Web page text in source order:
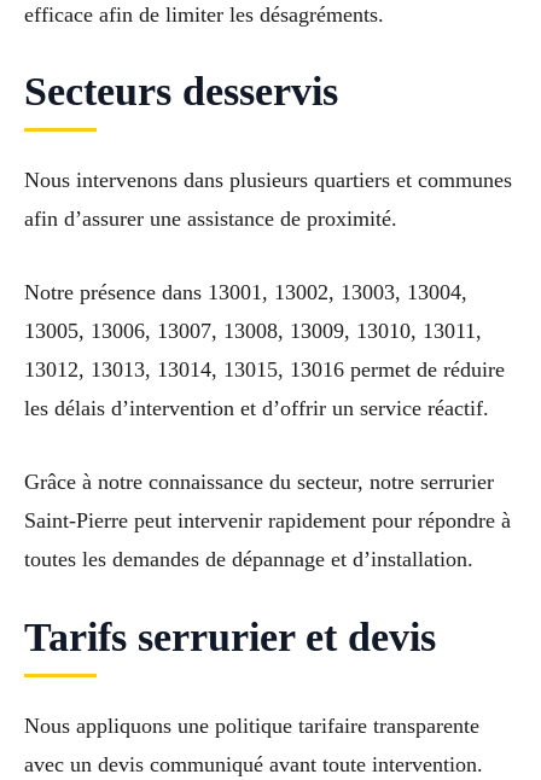
efficace afin de limiter les désagréments.
Secteurs desservis
Nous intervenons dans plusieurs quartiers et communes
afin d’assurer une assistance de proximité.
Notre présence dans 13001, 13002, 13003, 13004,
13005, 13006, 13007, 13008, 13009, 13010, 13011,
13012, 13013, 13014, 13015, 13016 permet de réduire
les délais d’intervention et d’offrir un service réactif.
Grâce à notre connaissance du secteur, notre serrurier
Saint-Pierre peut intervenir rapidement pour répondre à
toutes les demandes de dépannage et d’installation.
Tarifs serrurier et devis
Nous appliquons une politique tarifaire transparente
avec un devis communiqué avant toute intervention.